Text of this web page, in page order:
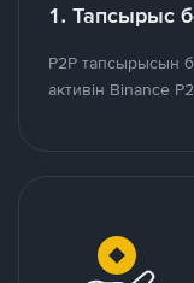
1. Тапсырыс
P2P тапсырысын
активін Binance